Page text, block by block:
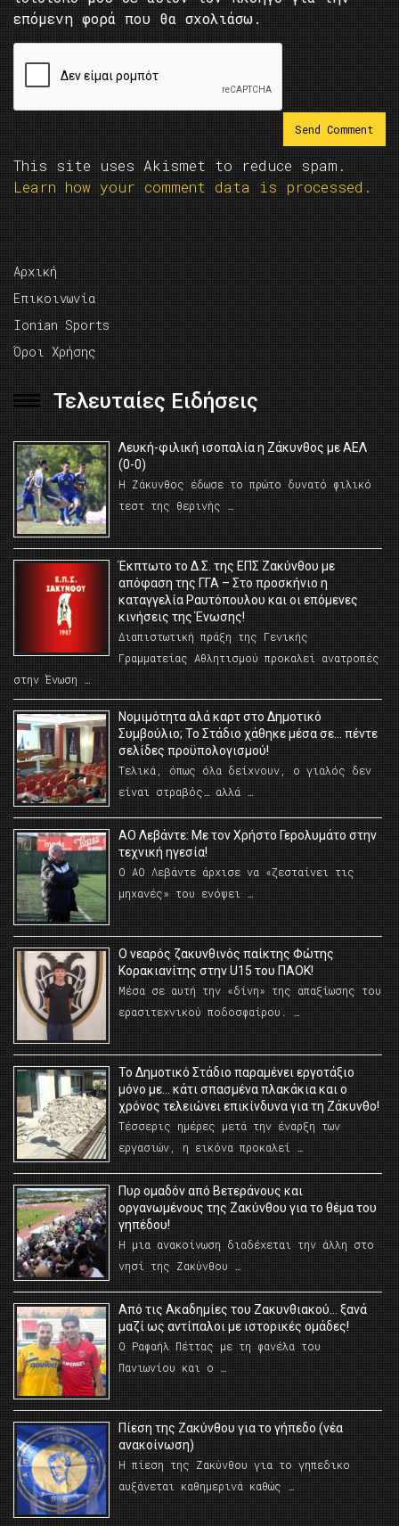
επόμενη φορά που θα σχολιάσω.
This site uses Akismet to reduce spam.
Learn how your comment data is processed.
Αρχική
Επικοινωνία
Ionian Sports
Όροι Χρήσης
Τελευταίες Ειδήσεις
Λευκή-φιλική ισοπαλία η Ζάκυνθος με ΑΕΛ
(0-0)
Η Ζάκυνθος έδωσε το πρώτο δυνατό φιλικό
τεστ της θερινής …
Έκπτωτο το Δ.Σ. της ΕΠΣ Ζακύνθου με
απόφαση της ΓΓΑ – Στο προσκήνιο η
καταγγελία Ραυτόπουλου και οι επόμενες
κινήσεις της Ένωσης!
Διαπιστωτική πράξη της Γενικής
Γραμματείας Αθλητισμού προκαλεί ανατροπές
στην Ένωση …
Νομιμότητα αλά καρτ στο Δημοτικό
Συμβούλιο; Το Στάδιο χάθηκε μέσα σε… πέντε
σελίδες προϋπολογισμού!
Τελικά, όπως όλα δείχνουν, ο γιαλός δεν
είναι στραβός… αλλά …
ΑΟ Λεβάντε: Με τον Χρήστο Γερολυμάτο στην
τεχνική ηγεσία!
Ο ΑΟ Λεβάντε άρχισε να «ζεσταίνει τις
μηχανές» του ενόψει …
O νεαρός ζακυνθινός παίκτης Φώτης
Κορακιανίτης στην U15 του ΠΑΟΚ!
Μέσα σε αυτή την «δίνη» της απαξίωσης του
ερασιτεχνικού ποδοσφαίρου. …
Το Δημοτικό Στάδιο παραμένει εργοτάξιο
μόνο με… κάτι σπασμένα πλακάκια και ο
χρόνος τελειώνει επικίνδυνα για τη Ζάκυνθο!
Τέσσερις ημέρες μετά την έναρξη των
εργασιών, η εικόνα προκαλεί …
Πυρ ομαδόν από Βετεράνους και
οργανωμένους της Ζακύνθου για το θέμα του
γηπέδου!
Η μια ανακοίνωση διαδέχεται την άλλη στο
νησί της Ζακύνθου …
Από τις Ακαδημίες του Ζακυνθιακού… ξανά
μαζί ως αντίπαλοι με ιστορικές ομάδες!
Ο Ραφαήλ Πέττας με τη φανέλα του
Πανιωνίου και ο …
Πίεση της Ζακύνθου για το γήπεδο (νέα
ανακοίνωση)
Η πίεση της Ζακύνθου για το γηπεδικο
αυξάνεται καθημερινά καθώς …